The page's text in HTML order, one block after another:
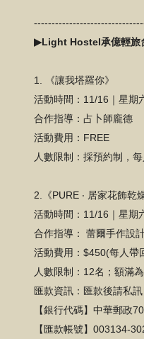
▶Light Hostel承億輕旅
1.
《讓我塔羅你》
活動時間：11/16｜星期
合作指導：占卜師龐德
活動費用：FREE
人數限制：採預約制，
2.
《PURE ‧ 居家花飾
活動時間：11/16｜星期
合作指導： 蕾爾手作設
活動費用：$450(每人帶
人數限制：12名；額滿為
匯款資訊：匯款後請私
【銀行代碼】中華郵政
【匯款帳號】003134-